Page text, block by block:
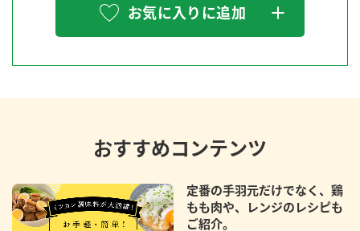
お気に入りに追加
おすすめコンテンツ
定番の手羽元だけでなく、鶏
もも肉や、レンジのレシピも
ご紹介。